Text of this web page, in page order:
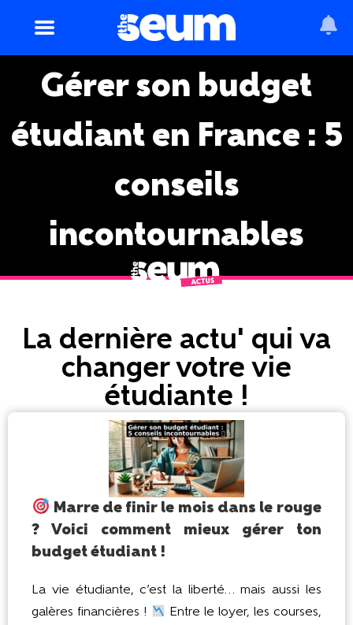
Gérer son budget
étudiant en France : 5
conseils
incontournables
La dernière actu' qui va
changer votre vie
étudiante !
Marre de finir le mois dans le rouge
? Voici comment mieux gérer ton
budget étudiant !
La vie étudiante, c’est la liberté… mais aussi les
galères financières !
Entre le loyer, les courses,